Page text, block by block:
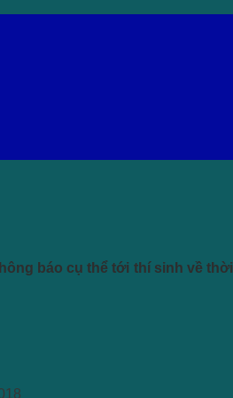
báo cụ thể tới thí sinh về